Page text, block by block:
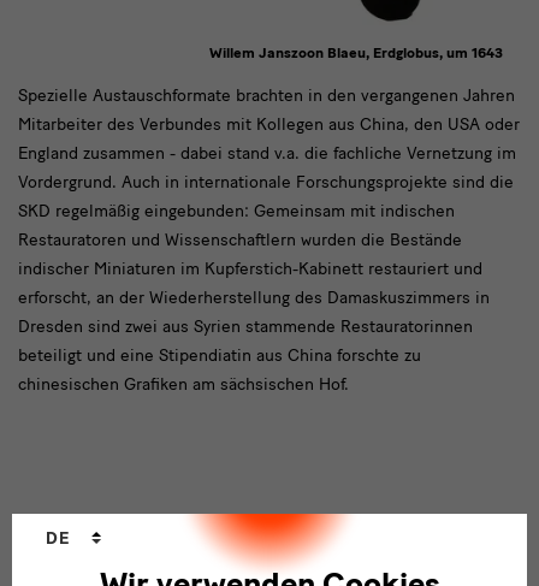
Weltweit
vernetzt
Spezielle Austauschformate brachten in den vergangenen Jahren
Mitarbeiter des Verbundes mit Kollegen aus China, den USA oder
England zusammen - dabei stand v.a. die fachliche Vernetzung im
Vordergrund. Auch in internationale Forschungsprojekte sind die
SKD regelmäßig eingebunden: Gemeinsam mit indischen
Restauratoren und Wissenschaftlern wurden die Bestände
indischer Miniaturen im Kupferstich-Kabinett restauriert und
erforscht, an der Wiederherstellung des Damaskuszimmers in
Dresden sind zwei aus Syrien stammende Restauratorinnen
beteiligt und eine Stipendiatin aus China forschte zu
chinesischen Grafiken am sächsischen Hof.
Willem Janszoon Blaeu, Erdglobus, um 1643
Sprachwechsler
DE